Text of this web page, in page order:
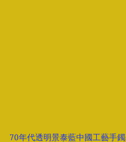
70年代透明景泰藍中國工藝手鐲